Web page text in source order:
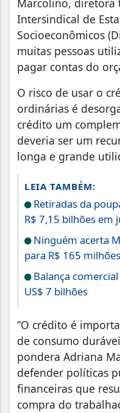
Marcolino, diretora
Intersindical de
Socioeconômicos
muitas pessoas
pagar contas do
O risco de usar o
ordinárias é
crédito um
deveria ser um
longa e grande
LEIA TAMBÉM:
Retiradas da
R$ 7,15 bilhões em
Ninguém acerta
para R$ 165 milhões
Balança
US$ 7 bilhões
“O crédito é
de consumo
pondera Adriana
defender políticas
financeiras que
compra do